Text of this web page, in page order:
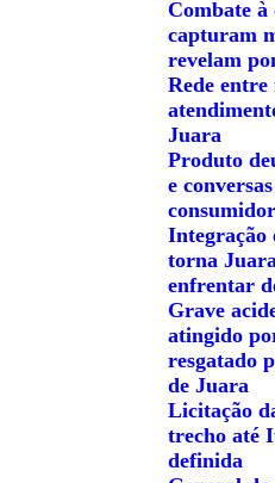
Combate à
capturam
revelam
Rede
Juara
Produto
e
Integração
torna
enfrentar
Grave
atingido
resgatado
de Juara
Licitação
trecho até
definida